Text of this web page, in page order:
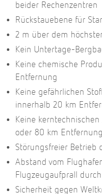
beider Rechenzentren
Rückstauebene für
2 m über dem
Kein Untertage-
Keine chemische
Entfernung
Keine gefährlichen
innerhalb 20 km
Keine
oder 80 km Entfernung
Störungsfreier Betrieb
Abstand vom
Flugzeugaufprall
Sicherheit gegen